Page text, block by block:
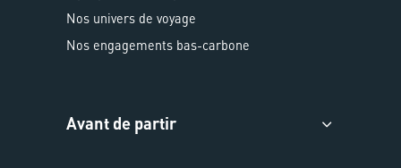
Nos univers de voyage
Nos engagements bas-carbone
Avant de partir